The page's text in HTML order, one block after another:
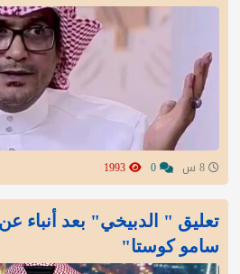
تعليق " الدبيخي" بعد أنباء
سامو كوستا"